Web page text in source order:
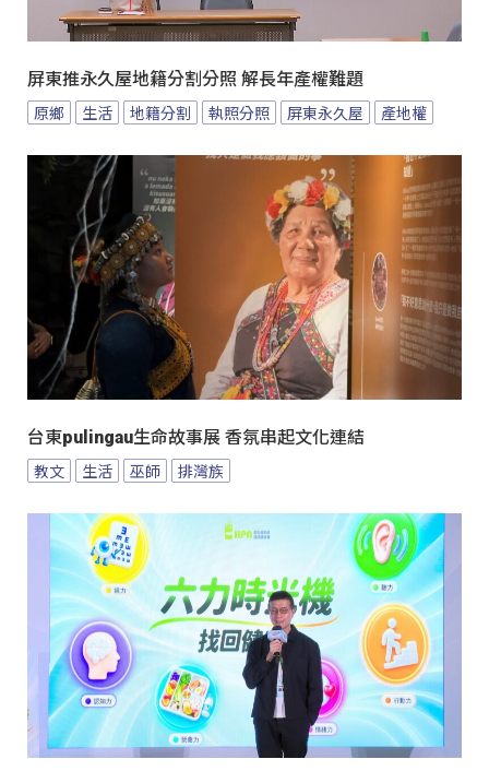
屏東推永久屋地籍分割分照 解長年產權難題
原鄉 生活 地籍分割 執照分照 屏東永久屋 產地權
台東pulingau生命故事展 香氛串起文化連結
教文 生活 巫師 排灣族